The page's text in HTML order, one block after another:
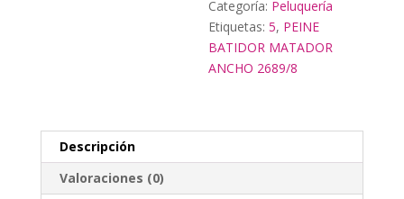
Categoría: Peluquería
Etiquetas:5, PEINE
BATIDOR MATADOR
ANCHO 2689/8
Descripción
Valoraciones (0)